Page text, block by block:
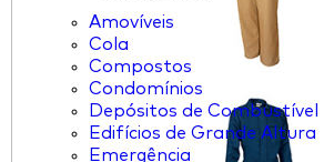
Amovíveis
Cola
Compostos
Condomínios
Depósitos de Combustível
Edifícios de Grande Altura
Emergência